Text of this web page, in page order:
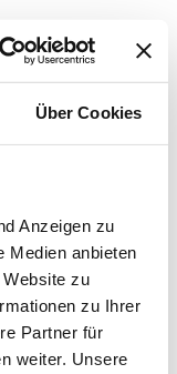
Über Cookies
Anzeigen zu
Medien anbieten
zu
zu Ihrer
Partner für
weiter. Unsere